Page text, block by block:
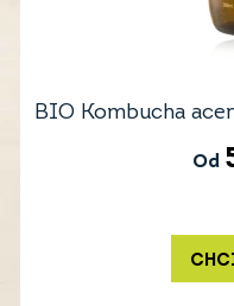
BIO Kombucha
Od